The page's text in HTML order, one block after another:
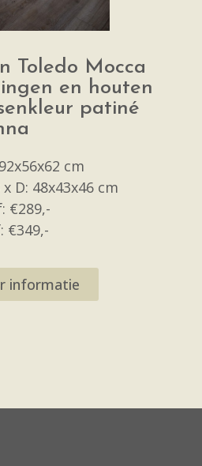
Toledo Mocca
en houten
patiné
cm
D: 48x43x46 cm
€289,-
€349,-
informatie